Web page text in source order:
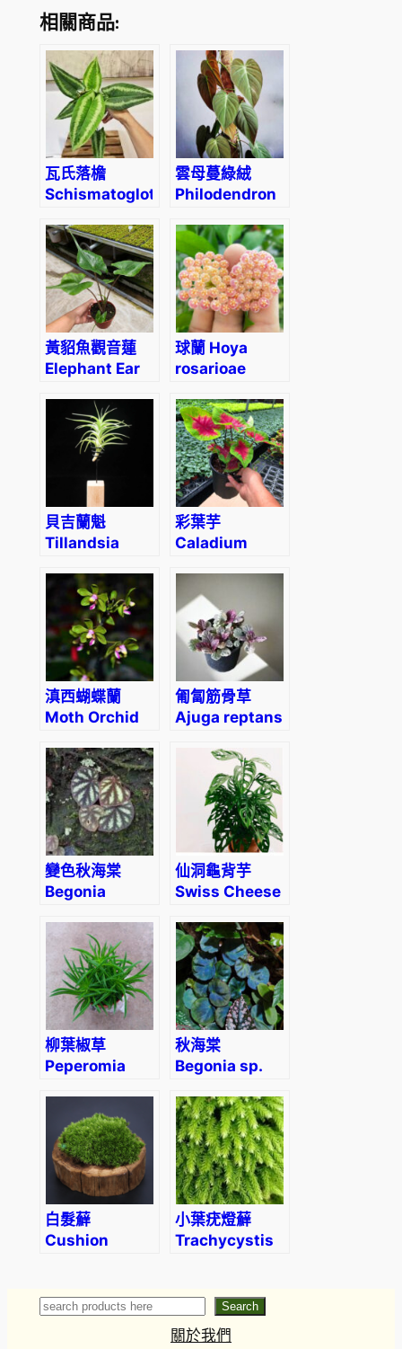
相關商品:
瓦氏落檐
Schismatoglottis
雲母蔓綠絨
Philodendron
黃貂魚觀音蓮
Elephant Ear
(Alocasia
hybrid)
球蘭 Hoya
rosarioae
貝吉蘭魁
Tillandsia
彩葉芋
Caladium
滇西蝴蝶蘭
Moth Orchid
stobartiana)
匍匐筋骨草
Ajuga reptans
glow’
變色秋海棠
Begonia
仙洞龜背芋
Swiss Cheese
(Monstera
adansonii)
柳葉椒草
Peperomia
秋海棠
Begonia sp.
白髮蘚
Cushion
glaucum)
小葉疣燈蘚
Trachycystis
Search Search
關於我們